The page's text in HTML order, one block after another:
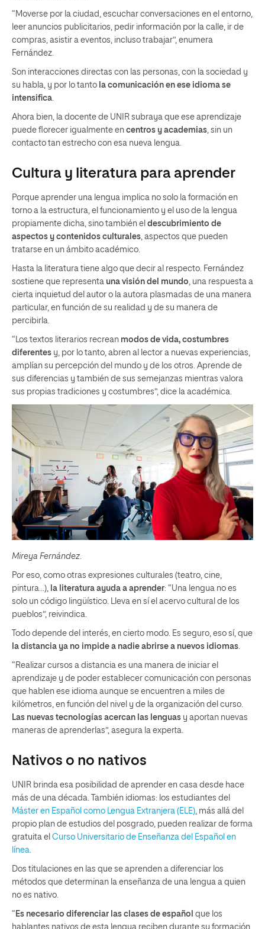
“Moverse por la ciudad, escuchar conversaciones en el entorno,
leer anuncios publicitarios, pedir información por la calle, ir de
compras, asistir a eventos, incluso trabajar”, enumera
Fernández.
Son interacciones directas con las personas, con la sociedad y
su habla, y por lo tanto la comunicación en ese idioma se
intensifica
Ahora bien, la docente de UNIR subraya que ese aprendizaje
puede florecer igualmente en centros y academias , sin un
contacto tan estrecho con esa nueva lengua.
Cultura y literatura para aprender
Porque aprender una lengua implica no solo la formación en
torno a la estructura, el funcionamiento y el uso de la lengua
propiamente dicha, sino también el descubrimiento de
aspectos y contenidos culturales , aspectos que pueden
tratarse en un ámbito académico.
Hasta la literatura tiene algo que decir al respecto. Fernández
sostiene que representa una visión del mundo , una respuesta a
cierta inquietud del autor o la autora plasmadas de una manera
particular, en función de su realidad y de su manera de
percibirla.
“Los textos literarios recrean modos de vida, costumbres
diferentes y, por lo tanto, abren al lector a nuevas experiencias,
amplían su percepción del mundo y de los otros. Aprende de
sus diferencias y también de sus semejanzas mientras valora
sus propias tradiciones y costumbres”, dice la académica.
Mireya Fernández.
Por eso, como otras expresiones culturales (teatro, cine,
pintura…), la literatura ayuda a aprender: “Una lengua no es
solo un código lingüístico. Lleva en sí el acervo cultural de los
pueblos”, reivindica.
Todo depende del interés, en cierto modo. Es seguro, eso sí, que
la distancia ya no impide a nadie abrirse a nuevos idiomas.
“Realizar cursos a distancia es una manera de iniciar el
aprendizaje y de poder establecer comunicación con personas
que hablen ese idioma aunque se encuentren a miles de
kilómetros, en función del nivel y de la organización del curso.
Las nuevas tecnologías acercan las lenguas y aportan nuevas
maneras de aprenderlas”, asegura la experta.
Nativos o no nativos
UNIR brinda esa posibilidad de aprender en casa desde hace
más de una década. También idiomas: los estudiantes del
Máster en Español como Lengua Extranjera (ELE), más allá del
propio plan de estudios del posgrado, pueden realizar de forma
gratuita el Curso Universitario de Enseñanza del Español en
línea.
Dos titulaciones en las que se aprenden a diferenciar los
métodos que determinan la enseñanza de una lengua a quien
no es nativo.
“ Es necesario diferenciar las clases de español que los
hablantes nativos de esta lengua reciben durante su formación